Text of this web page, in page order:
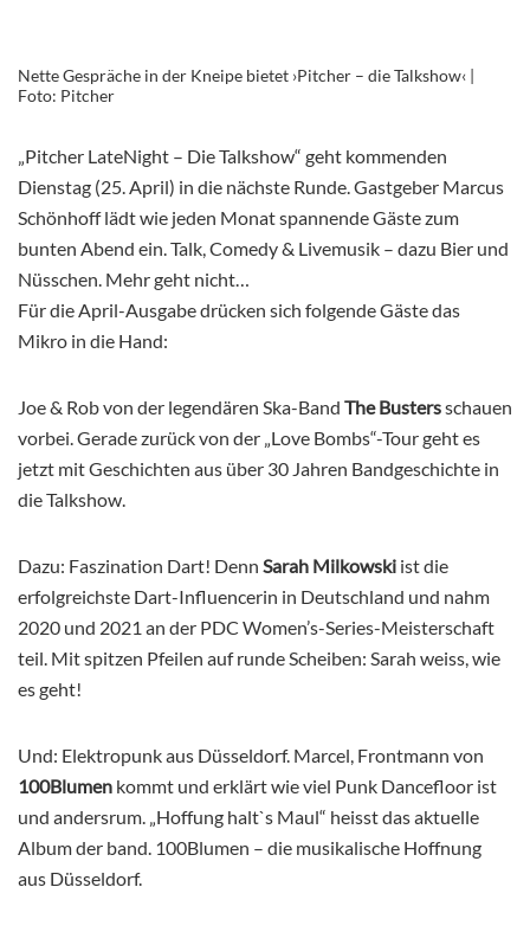
Nette Gespräche in der Kneipe bietet ›Pitcher – die Talkshow‹ |
Foto: Pitcher
„Pitcher LateNight – Die Talkshow“ geht kommenden
Dienstag (25. April) in die nächste Runde. Gastgeber Marcus
Schönhoff lädt wie jeden Monat spannende Gäste zum
bunten Abend ein. Talk, Comedy & Livemusik – dazu Bier und
Nüsschen. Mehr geht nicht…
Für die April-Ausgabe drücken sich folgende Gäste das
Mikro in die Hand:
Joe & Rob von der legendären Ska-Band The Bustersschauen
vorbei. Gerade zurück von der „Love Bombs“-Tour geht es
jetzt mit Geschichten aus über 30 Jahren Bandgeschichte in
die Talkshow.
Dazu: Faszination Dart! Denn Sarah Milkowski ist die
erfolgreichste Dart-Influencerin in Deutschland und nahm
2020 und 2021 an der PDC Women’s-Series-Meisterschaft
teil. Mit spitzen Pfeilen auf runde Scheiben: Sarah weiss, wie
es geht!
Und: Elektropunk aus Düsseldorf. Marcel, Frontmann von
100Blumen kommt und erklärt wie viel Punk Dancefloor ist
und andersrum. „Hoffung halt`s Maul“ heisst das aktuelle
Album der band. 100Blumen – die musikalische Hoffnung
aus Düsseldorf.